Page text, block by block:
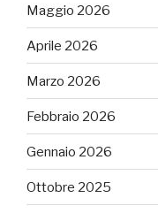
Maggio 2026
Aprile 2026
Marzo 2026
Febbraio 2026
Gennaio 2026
Ottobre 2025